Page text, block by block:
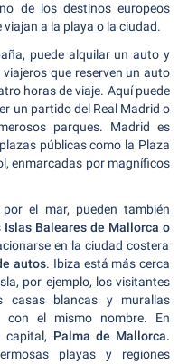
de los destinos europeos
a la playa o la ciudad.
puede alquilar un auto y
que reserven un auto
horas de viaje. Aquí puede
un partido del Real Madrid o
parques. Madrid es
públicas como la Plaza
enmarcadas por magníficos
el mar, pueden también
Islas Baleares de Mallorca o
en la ciudad costera
autos. Ibiza está más cerca
por ejemplo, los visitantes
casas blancas y murallas
con el mismo nombre. En
capital, Palma de Mallorca.
playas y regiones